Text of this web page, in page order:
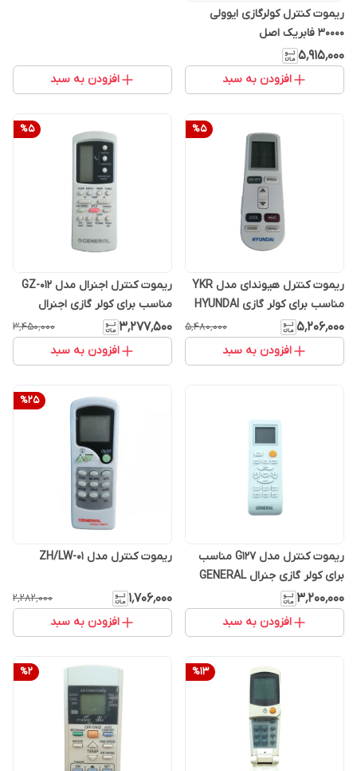
ریموت کنترل کولرگازی ایوولی
30000 فابریک اصل
۵٬۹۱۵٬۰۰۰
افزودن به سبد افزودن به سبد
%5
ریموت کنترل هیوندای مدل YKR
مناسب برای کولر گازی HYUNDAI
۵٬۲۰۶٬۰۰۰ ۵٬۴۸۰٬۰۰۰
افزودن به سبد
%5
ریموت کنترل اجنرال مدل GZ-012
مناسب برای کولر گازی اجنرال
۳٬۲۷۷٬۵۰۰ ۳٬۴۵۰٬۰۰۰
افزودن به سبد
ریموت کنترل مدل G127 مناسب
برای کولر گازی جنرال GENERAL
۳٬۲۰۰٬۰۰۰
افزودن به سبد
%25
ریموت کنترل مدل ZH/LW-01
۱٬۷۰۶٬۰۰۰ ۲٬۲۸۲٬۰۰۰
افزودن به سبد
%13
%2